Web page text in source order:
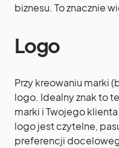
biznesu. To znacznie
Logo
Przy kreowaniu marki
logo. Idealny znak to
marki i Twojego
logo jest czytelne,
preferencji